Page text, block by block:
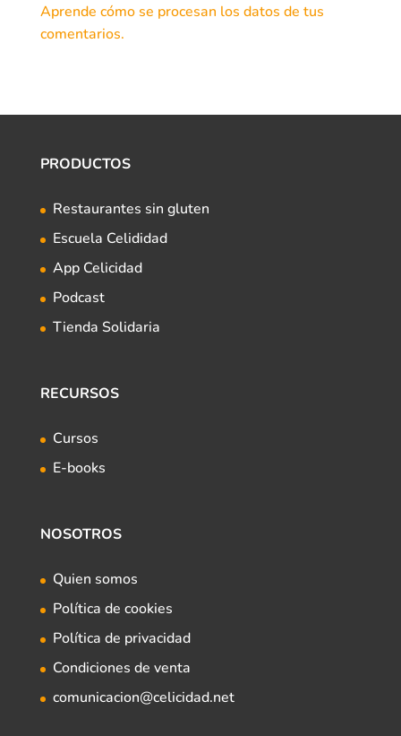
Aprende cómo se procesan los datos de tus
comentarios.
PRODUCTOS
Restaurantes sin gluten
Escuela Celididad
App Celicidad
Podcast
Tienda Solidaria
RECURSOS
Cursos
E-books
NOSOTROS
Quien somos
Política de cookies
Política de privacidad
Condiciones de venta
comunicacion@celicidad.net